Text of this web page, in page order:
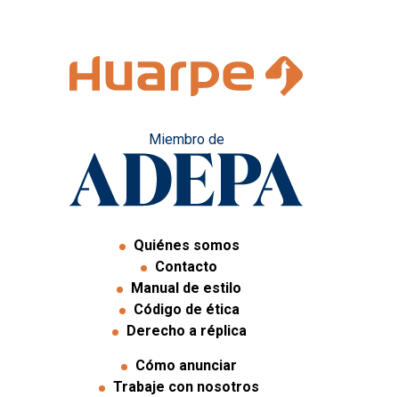
Miembro de
Quiénes somos
Contacto
Manual de estilo
Código de ética
Derecho a réplica
Cómo anunciar
Trabaje con nosotros